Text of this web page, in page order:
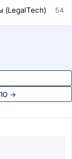
(LegalTech) 54
→